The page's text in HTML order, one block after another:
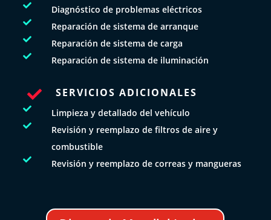
 Diagnóstico de problemas eléctricos
 Reparación de sistema de arranque
 Reparación de sistema de carga
 Reparación de sistema de iluminación
 SERVICIOS ADICIONALES
 Limpieza y detallado del vehículo

Revisión y reemplazo de filtros de aire y
combustible
 Revisión y reemplazo de correas y mangueras